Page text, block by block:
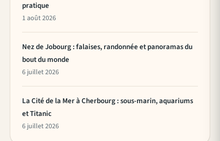
pratique
1 août 2026
Nez de Jobourg : falaises, randonnée et panoramas du
bout du monde
6 juillet 2026
La Cité de la Mer à Cherbourg : sous-marin, aquariums
et Titanic
6 juillet 2026